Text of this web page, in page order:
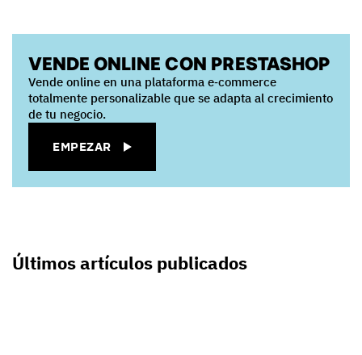
VENDE ONLINE CON PRESTASHOP
Vende online en una plataforma e‑commerce
totalmente personalizable que se adapta al crecimiento
de tu negocio.
EMPEZAR
Últimos artículos publicados